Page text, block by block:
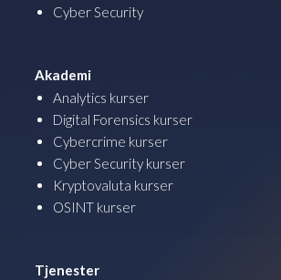
Cyber Security
Akademi
Analytics kurser
Digital Forensics kurser
Cybercrime kurser
Cyber Security kurser
Kryptovaluta kurser
OSINT kurser
Tjenester